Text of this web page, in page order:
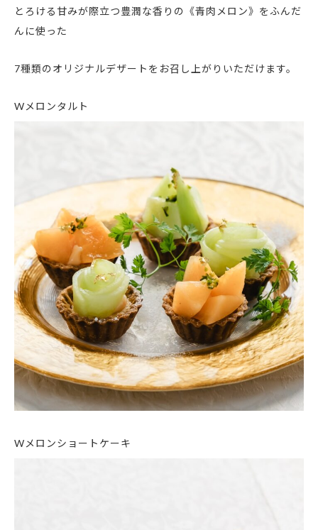
とろける甘みが際立つ豊潤な香りの《青肉メロン》をふんだ
んに使った
7種類のオリジナルデザートをお召し上がりいただけます。
Wメロンタルト
Wメロンショートケーキ